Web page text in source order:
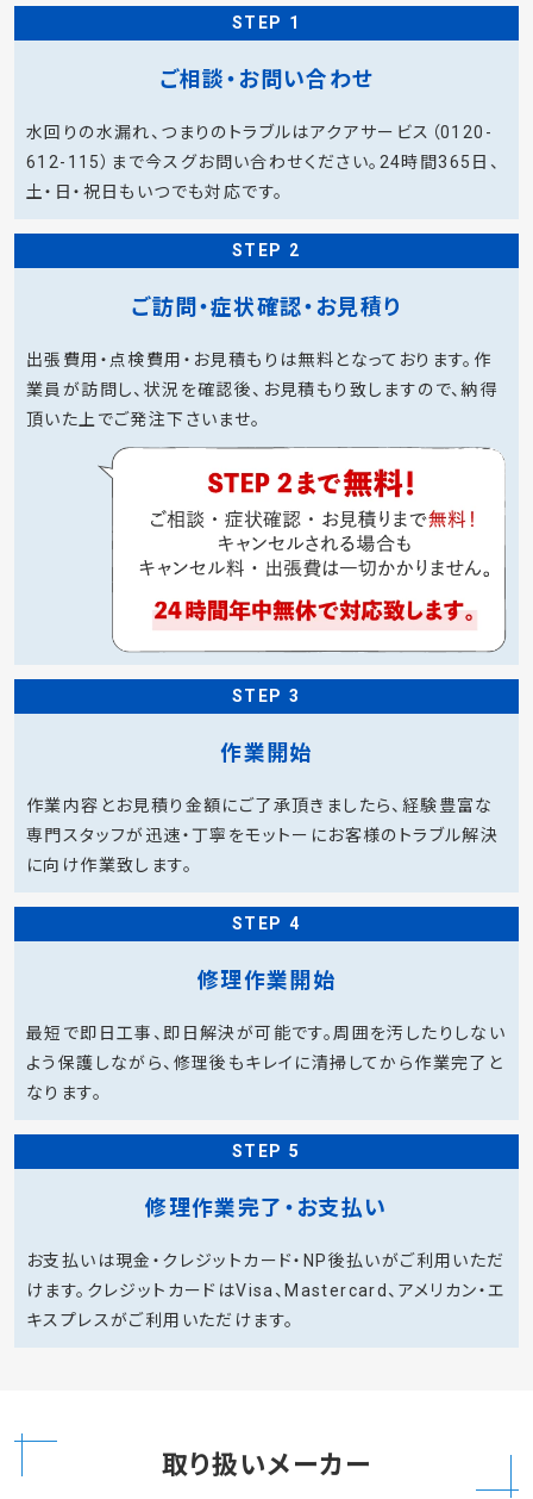
STEP 1
ご相談・お問い合わせ
水回りの水漏れ、つまりのトラブルはアクアサービス（0120-
612-115）まで今スグお問い合わせください。24時間365日、
土・日・祝日もいつでも対応です。
STEP 2
ご訪問・症状確認・お見積り
出張費用・点検費用・お見積もりは無料となっております。作
業員が訪問し、状況を確認後、お見積もり致しますので、納得
頂いた上でご発注下さいませ。
STEP 3
作業開始
作業内容とお見積り金額にご了承頂きましたら、経験豊富な
専門スタッフが迅速・丁寧をモットーにお客様のトラブル解決
に向け作業致します。
STEP 4
修理作業開始
最短で即日工事、即日解決が可能です。周囲を汚したりしない
よう保護しながら、修理後もキレイに清掃してから作業完了と
なります。
STEP 5
修理作業完了・お支払い
お支払いは現金・クレジットカード・NP後払いがご利用いただ
けます。クレジットカードはVisa、Mastercard、アメリカン・エ
キスプレスがご利用いただけます。
取り扱いメーカー